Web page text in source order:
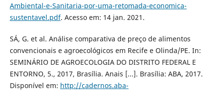
Ambiental-e-Sanitaria-por-uma-retomada-economica-
sustentavel.pdf. Acesso em: 14 jan. 2021.
SÁ, G. et al. Análise comparativa de preço de alimentos
convencionais e agroecológicos em Recife e Olinda/PE. In:
SEMINÁRIO DE AGROECOLOGIA DO DISTRITO FEDERAL E
ENTORNO, 5., 2017, Brasília. Anais [...]. Brasília: ABA, 2017.
Disponível em: http://cadernos.aba-